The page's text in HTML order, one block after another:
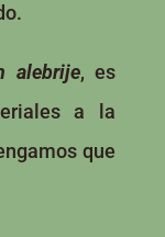
alebrije, es
a la
que